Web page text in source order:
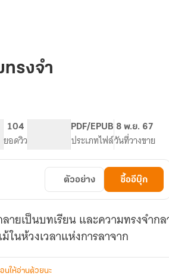
ทรงจำ
104
ยอดวิว
PDF/EPUB
ประเภทไฟล์
8 พ.ย. 67
วันที่วางขาย
ตัวอย่าง ซื้ออีบุ๊ก
ายเป็นบทเรียน และความทรงจำก
ในห้วงเวลาแห่งการลาจาก
นให้อ่านด้วยนะ